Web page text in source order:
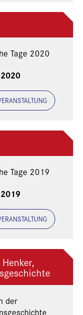
Tage 2020
Tage 2019
der